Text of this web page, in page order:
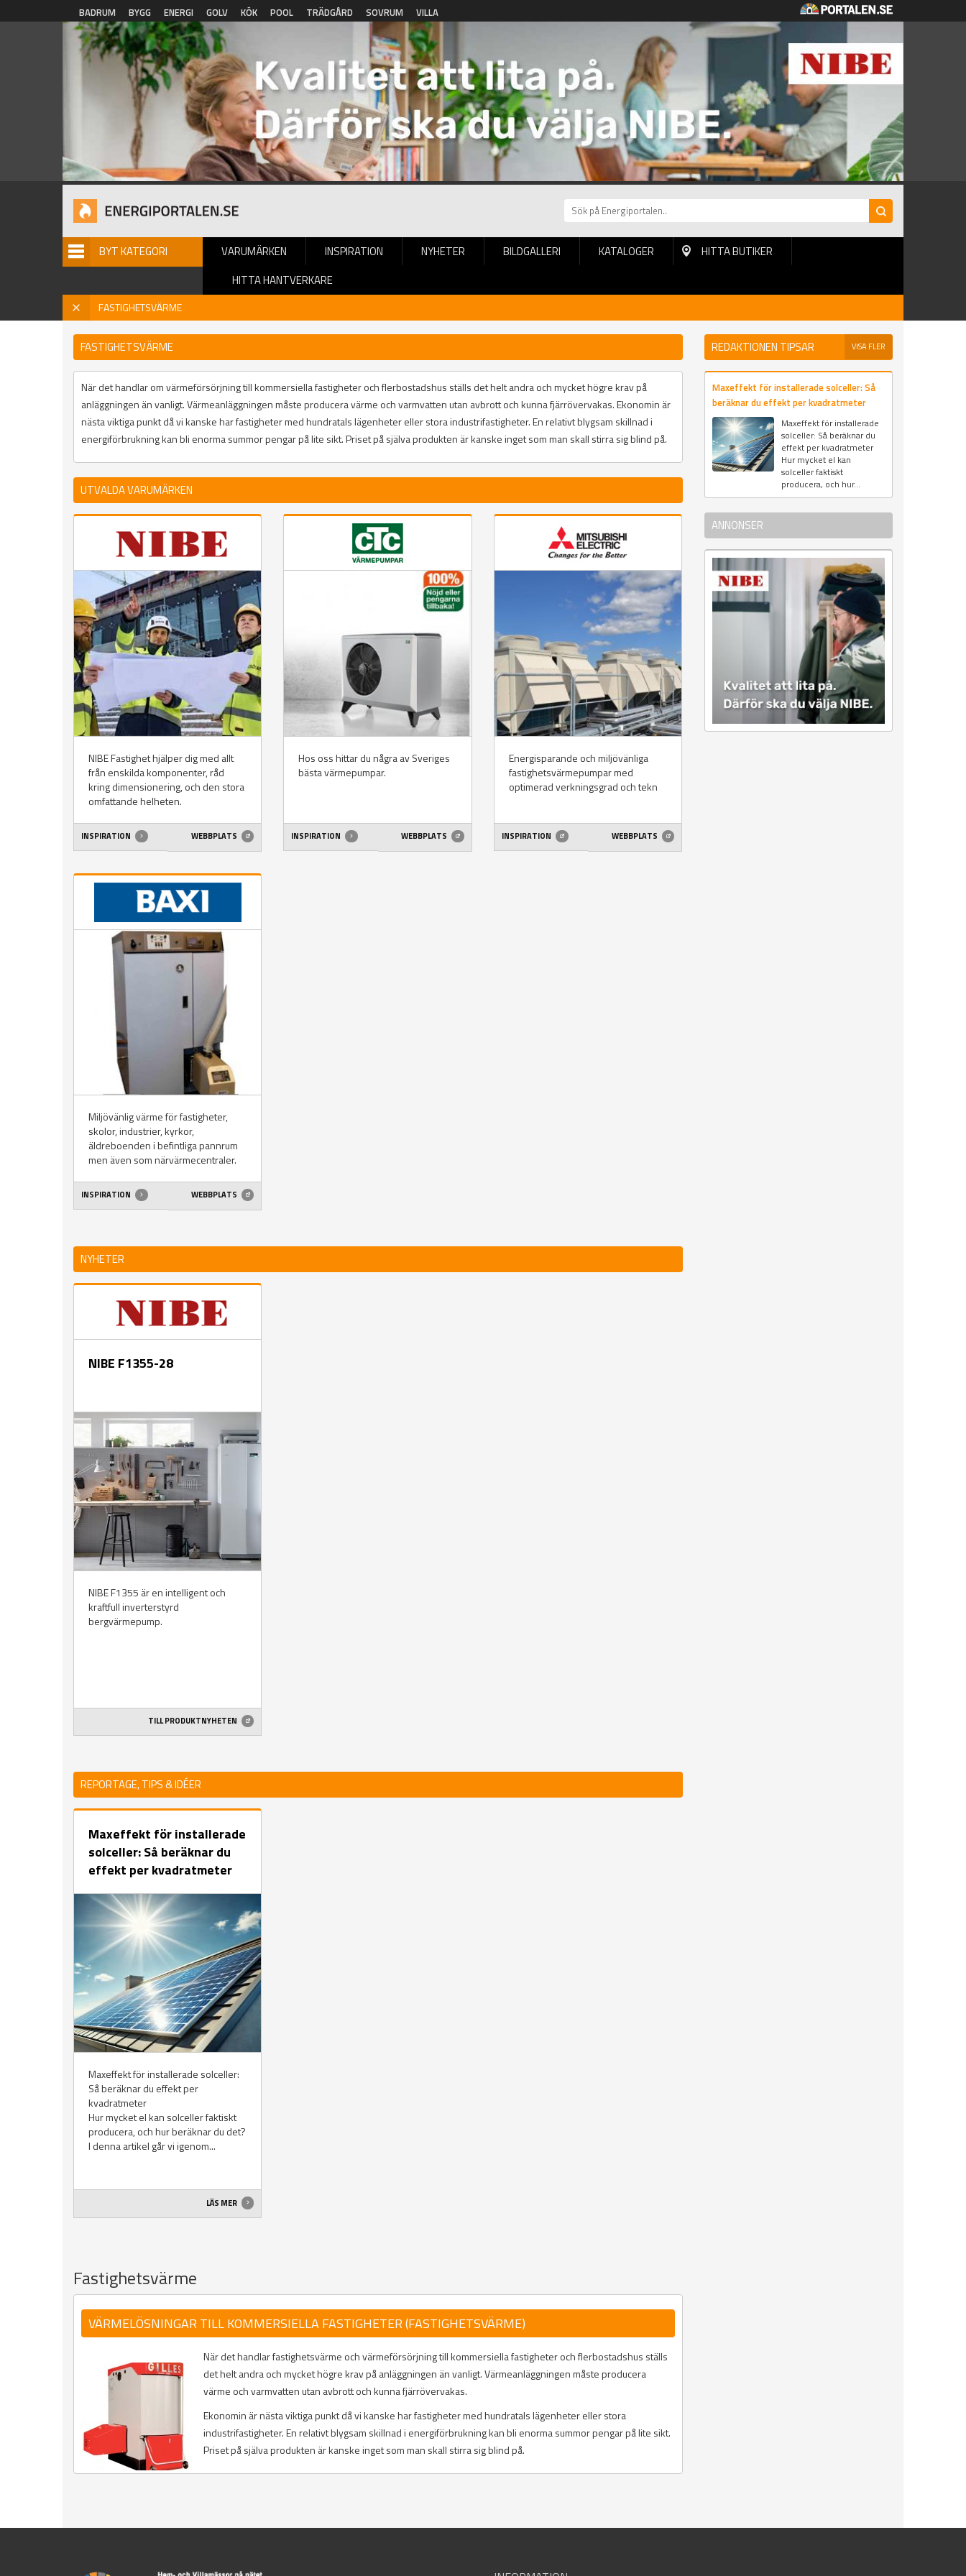
Hoppa till huvudinnehåll
BADRUM BYGG ENERGI GOLV KÖK POOL TRÄDGÅRD SOVRUM VILLA
BYT KATEGORI VARUMÄRKEN INSPIRATION NYHETER BILDGALLERI KATALOGER
HITTA BUTIKER
HITTA HANTVERKARE
FASTIGHETSVÄRME
Hem » Fastighetsvärme
FASTIGHETSVÄRME
När det handlar om värmeförsörjning till kommersiella fastigheter och flerbostadshus ställs det helt andra och mycket högre krav på
anläggningen än vanligt. Värmeanläggningen måste producera värme och varmvatten utan avbrott och kunna fjärrövervakas. Ekonomin är
nästa viktiga punkt då vi kanske har fastigheter med hundratals lägenheter eller stora industrifastigheter. En relativt blygsam skillnad i
energiförbrukning kan bli enorma summor pengar på lite sikt. Priset på själva produkten är kanske inget som man skall stirra sig blind på.
UTVALDA VARUMÄRKEN
NIBE Fastighet hjälper dig med allt
från enskilda komponenter, råd
kring dimensionering, och den stora
omfattande helheten.
INSPIRATION WEBBPLATS
Hos oss hittar du några av Sveriges
bästa värmepumpar.
INSPIRATION WEBBPLATS
Energisparande och miljövänliga
fastighetsvärmepumpar med
optimerad verkningsgrad och tekn
INSPIRATION WEBBPLATS
Miljövänlig värme för fastigheter,
skolor, industrier, kyrkor,
äldreboenden i befintliga pannrum
men även som närvärmecentraler.
INSPIRATION WEBBPLATS
NYHETER
NIBE F1355-28
NIBE F1355 är en intelligent och
kraftfull inverterstyrd
bergvärmepump.
TILL PRODUKTNYHETEN
REPORTAGE, TIPS & IDÉER
Maxeffekt för installerade
solceller: Så beräknar du
effekt per kvadratmeter
Maxeffekt för installerade solceller:
Så beräknar du effekt per
kvadratmeter
Hur mycket el kan solceller faktiskt
producera, och hur beräknar du det?
I denna artikel går vi igenom...
LÄS MER
Fastighetsvärme
VÄRMELÖSNINGAR TILL KOMMERSIELLA FASTIGHETER (FASTIGHETSVÄRME)
När det handlar fastighetsvärme och värmeförsörjning till kommersiella fastigheter och flerbostadshus ställs
det helt andra och mycket högre krav på anläggningen än vanligt. Värmeanläggningen måste producera
värme och varmvatten utan avbrott och kunna fjärrövervakas.
Ekonomin är nästa viktiga punkt då vi kanske har fastigheter med hundratals lägenheter eller stora
industrifastigheter. En relativt blygsam skillnad i energiförbrukning kan bli enorma summor pengar på lite sikt.
Priset på själva produkten är kanske inget som man skall stirra sig blind på.
REDAKTIONEN TIPSAR VISA FLER
Maxeffekt för installerade solceller: Så
beräknar du effekt per kvadratmeter
Maxeffekt för installerade
solceller: Så beräknar du
effekt per kvadratmeter
Hur mycket el kan
solceller faktiskt
producera, och hur...
ANNONSER